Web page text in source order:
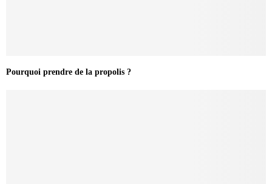
Pourquoi prendre de la propolis ?